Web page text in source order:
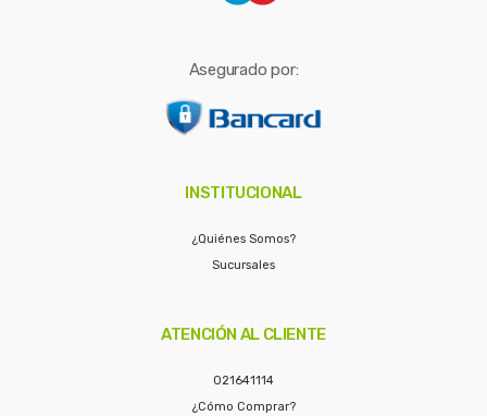
Asegurado por:
INSTITUCIONAL
¿Quiénes Somos?
Sucursales
ATENCIÓN AL CLIENTE
021641114
¿Cómo Comprar?